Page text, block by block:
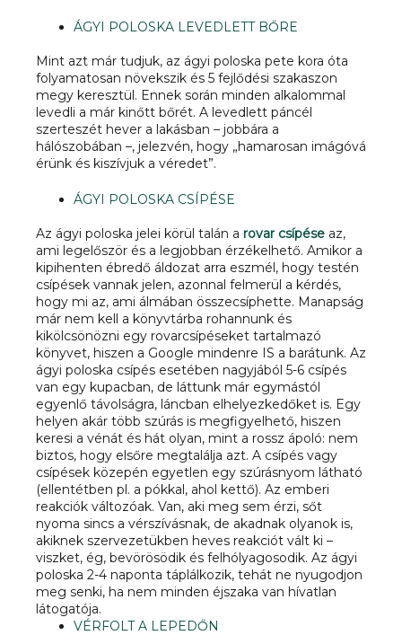
ÁGYI POLOSKA LEVEDLETT BŐRE
Mint azt már tudjuk, az ágyi poloska pete kora óta
folyamatosan növekszik és 5 fejlődési szakaszon
megy keresztül. Ennek során minden alkalommal
levedli a már kinőtt bőrét. A levedlett páncél
szerteszét hever a lakásban – jobbára a
hálószobában –, jelezvén, hogy „hamarosan imágóvá
érünk és kiszívjuk a véredet”.
ÁGYI POLOSKA CSÍPÉSE
Az ágyi poloska jelei körül talán a rovar csípése az,
ami legelőször és a legjobban érzékelhető. Amikor a
kipihenten ébredő áldozat arra eszmél, hogy testén
csípések vannak jelen, azonnal felmerül a kérdés,
hogy mi az, ami álmában összecsíphette. Manapság
már nem kell a könyvtárba rohannunk és
kikölcsönözni egy rovarcsípéseket tartalmazó
könyvet, hiszen a Google mindenre IS a barátunk. Az
ágyi poloska csípés esetében nagyjából 5-6 csípés
van egy kupacban, de láttunk már egymástól
egyenlő távolságra, láncban elhelyezkedőket is. Egy
helyen akár több szúrás is megfigyelhető, hiszen
keresi a vénát és hát olyan, mint a rossz ápoló: nem
biztos, hogy elsőre megtalálja azt. A csípés vagy
csípések közepén egyetlen egy szúrásnyom látható
(ellentétben pl. a pókkal, ahol kettő). Az emberi
reakciók változóak. Van, aki meg sem érzi, sőt
nyoma sincs a vérszívásnak, de akadnak olyanok is,
akiknek szervezetükben heves reakciót vált ki –
viszket, ég, bevörösödik és felhólyagosodik. Az ágyi
poloska 2-4 naponta táplálkozik, tehát ne nyugodjon
meg senki, ha nem minden éjszaka van hívatlan
látogatója.
VÉRFOLT A LEPEDŐN